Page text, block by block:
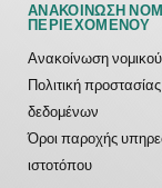
ΑΝΑΚΟΊΝΩΣΗ
ΠΕΡΙΕΧΟΜΈΝΟΥ
Ανακοίνωση
Πολιτική
δεδομένων
Όροι παροχής
ιστοτόπου